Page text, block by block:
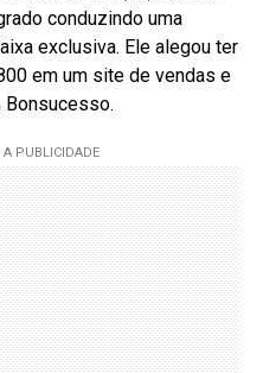
conduzindo uma
exclusiva. Ele alegou ter
em um site de vendas e
Bonsucesso.